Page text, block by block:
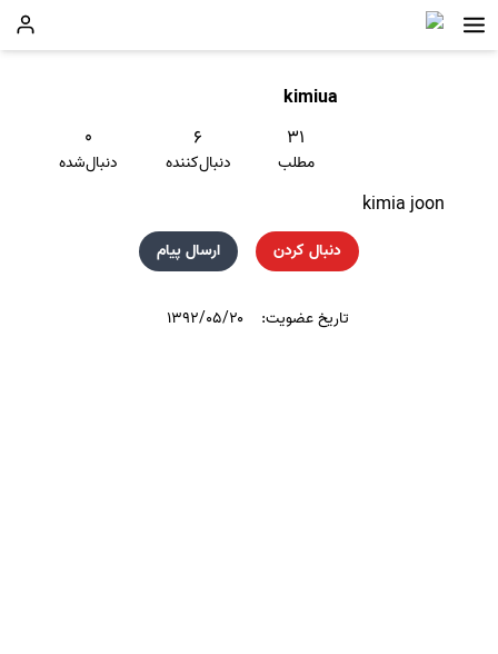
kimiua
۳۱
مطلب
۶
دنبال‌کننده
۰
دنبال‌شده
kimia joon
دنبال کردن ارسال پیام
تاریخ عضویت: ۱۳۹۲/۰۵/۲۰